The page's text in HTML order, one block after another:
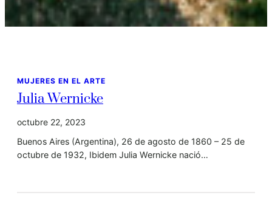
MUJERES EN EL ARTE
Julia Wernicke
octubre 22, 2023
Buenos Aires (Argentina), 26 de agosto de 1860 – 25 de
octubre de 1932, Ibidem Julia Wernicke nació…